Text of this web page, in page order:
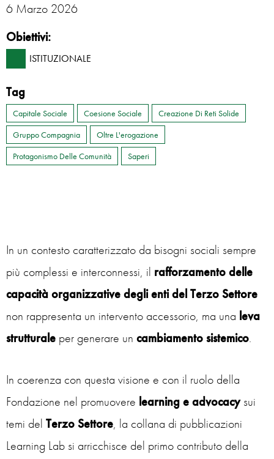
6 Marzo 2026
Obiettivi:
ISTITUZIONALE
Tag
Capitale Sociale Coesione Sociale
Creazione Di Reti Solide
Gruppo Compagnia
Oltre L'erogazione
Protagonismo Delle Comunità
Saperi
In un contesto caratterizzato da bisogni sociali sempre
più complessi e interconnessi, il rafforzamento delle
capacità organizzative degli enti del Terzo Settore
non rappresenta un intervento accessorio, ma una leva
strutturale per generare un cambiamento sistemico.
In coerenza con questa visione e con il ruolo della
Fondazione nel promuovere learning e advocacysui
temi del Terzo Settore, la collana di pubblicazioni
Learning Lab si arricchisce del primo contributo della